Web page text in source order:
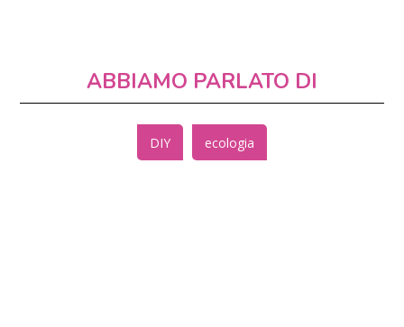
ABBIAMO PARLATO DI
DIY ecologia